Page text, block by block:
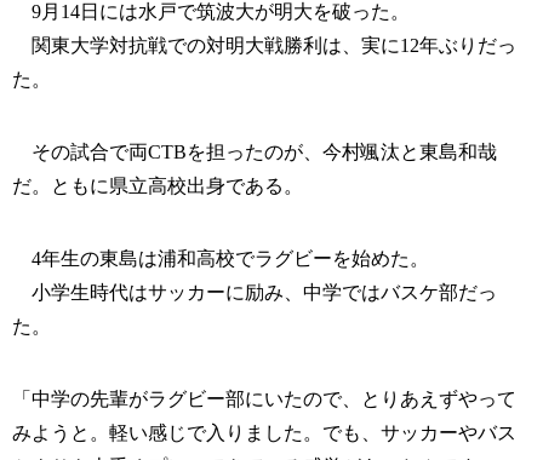
9月14日には水戸で筑波大が明大を破った。
関東大学対抗戦での対明大戦勝利は、実に12年ぶりだっ
た。
その試合で両CTBを担ったのが、今村颯汰と東島和哉
だ。ともに県立高校出身である。
4年生の東島は浦和高校でラグビーを始めた。
小学生時代はサッカーに励み、中学ではバスケ部だっ
た。
「中学の先輩がラグビー部にいたので、とりあえずやって
みようと。軽い感じで入りました。でも、サッカーやバス